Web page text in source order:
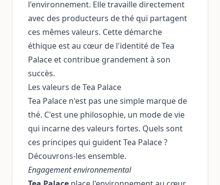
l'environnement. Elle travaille directement
avec des producteurs de thé qui partagent
ces mêmes valeurs. Cette démarche
éthique est au cœur de l'identité de Tea
Palace et contribue grandement à son
succès.
Les valeurs de Tea Palace
Tea Palace n'est pas une simple marque de
thé. C'est une philosophie, un mode de vie
qui incarne des valeurs fortes. Quels sont
ces principes qui guident Tea Palace ?
Découvrons-les ensemble.
Engagement environnemental